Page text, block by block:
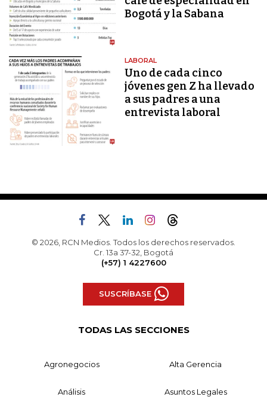
Bogotá y la Sabana
LABORAL
Uno de cada cinco
jóvenes gen Z ha llevado
a sus padres a una
entrevista laboral
© 2026, RCN Medios. Todos los derechos reservados.
Cr. 13a 37-32, Bogotá
(+57) 1 4227600
SUSCRÍBASE
TODAS LAS SECCIONES
Agronegocios Alta Gerencia
Análisis Asuntos Legales